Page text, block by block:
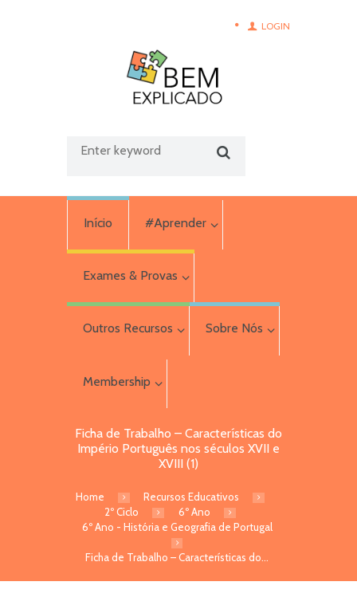
LOGIN
Início #Aprender
Exames & Provas
Outros Recursos Sobre Nós
Membership
Ficha de Trabalho – Características do
Império Português nos séculos XVII e
XVIII (1)
Home
Recursos Educativos
2º Ciclo
6º Ano
6º Ano - História e Geografia de Portugal
Ficha de Trabalho – Características do...